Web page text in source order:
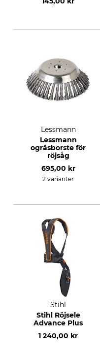
Lessmann
Lessmann
ogräsborste för
röjsåg
695,00 kr
2 varianter
Stihl
Stihl Röjsele
Advance Plus
1 240,00 kr